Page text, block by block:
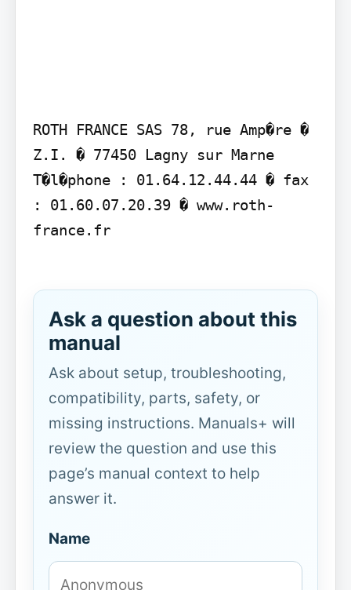
ROTH FRANCE SAS 78, rue Amp�re �
Z.I. � 77450 Lagny sur Marne
T�l�phone : 01.64.12.44.44 � fax
: 01.60.07.20.39 � www.roth-
france.fr
Ask a question about this
manual
Ask about setup, troubleshooting,
compatibility, parts, safety, or
missing instructions. Manuals+ will
review the question and use this
page’s manual context to help
answer it.
Name